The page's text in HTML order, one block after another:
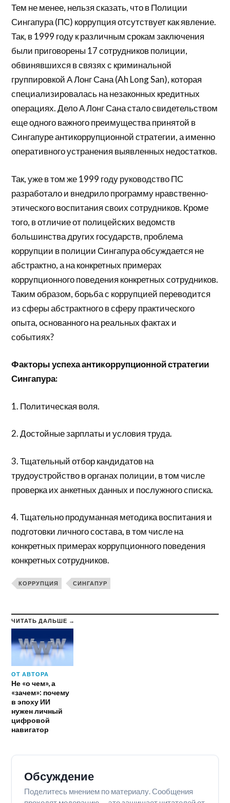
Тем не менее, нельзя сказать, что в Полиции
Сингапура (ПС) коррупция отсутствует как явление.
Так, в 1999 году к различным срокам заключения
были приговорены 17 сотрудников полиции,
обвинявшихся в связях с криминальной
группировкой А Лонг Сана (Ah Long San), которая
специализировалась на незаконных кредитных
операциях. Дело А Лонг Сана стало свидетельством
еще одного важного преимущества принятой в
Сингапуре антикоррупционной стратегии, а именно
оперативного устранения выявленных недостатков.
Так, уже в том же 1999 году руководство ПС
разработало и внедрило программу нравственно-
этического воспитания своих сотрудников. Кроме
того, в отличие от полицейских ведомств
большинства других государств, проблема
коррупции в полиции Сингапура обсуждается не
абстрактно, а на конкретных примерах
коррупционного поведения конкретных сотрудников.
Таким образом, борьба с коррупцией переводится
из сферы абстрактного в сферу практического
опыта, основанного на реальных фактах и
событиях?
Факторы успеха антикоррупционной стратегии
Сингапура:
1. Политическая воля.
2. Достойные зарплаты и условия труда.
3. Тщательный отбор кандидатов на
трудоустройство в органах полиции, в том числе
проверка их анкетных данных и послужного списка.
4. Тщательно продуманная методика воспитания и
подготовки личного состава, в том числе на
конкретных примерах коррупционного поведения
конкретных сотрудников.
КОРРУПЦИЯ СИНГАПУР
ЧИТАТЬ ДАЛЬШЕ →
ОТ АВТОРА
Не «о чем», а
«зачем»: почему
в эпоху ИИ
нужен личный
цифровой
навигатор
Обсуждение
Поделитесь мнением по материалу. Сообщения